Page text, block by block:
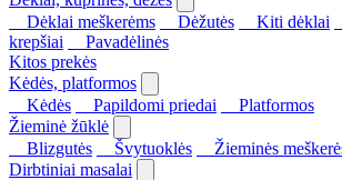
Dėklai meškerėms
Dėžutės Kiti dėklai
krepšiai
Pavadėlinės
Kitos prekės
Kėdės, platformos
Kėdės
Papildomi priedai
Platformos
Žieminė žūklė
Blizgutės
Švytuoklės Žieminės
Dirbtiniai masalai